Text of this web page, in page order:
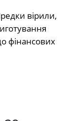
вірили,
фінансових